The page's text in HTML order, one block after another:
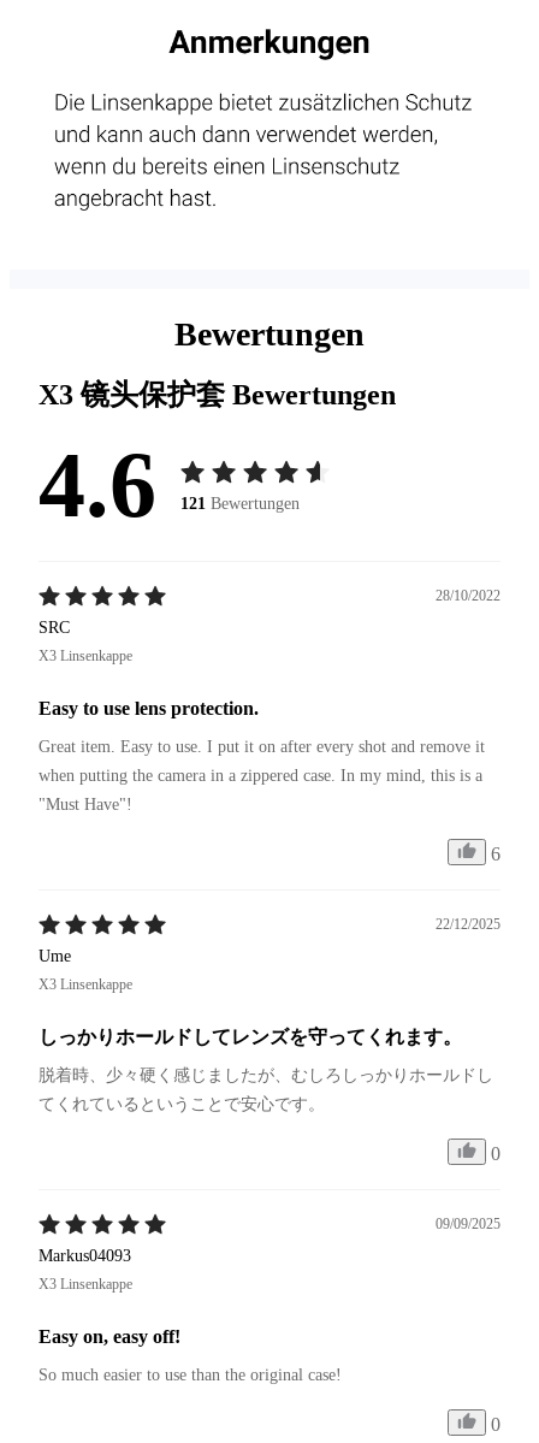
Bewertungen
X3 镜头保护套Bewertungen
4.6 121 Bewertungen
28/10/2022
SRC
X3 Linsenkappe
Easy to use lens protection.
Great item. Easy to use. I put it on after every shot and remove it
when putting the camera in a zippered case. In my mind, this is a
"Must Have"!
6
22/12/2025
Ume
X3 Linsenkappe
しっかりホールドしてレンズを守ってくれます。
脱着時、少々硬く感じましたが、むしろしっかりホールドし
てくれているということで安心です。
0
09/09/2025
Markus04093
X3 Linsenkappe
Easy on, easy off!
So much easier to use than the original case!
0